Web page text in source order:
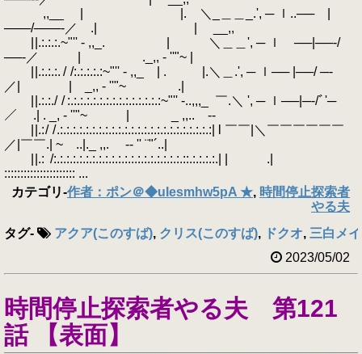
,,__ | |. ＼_＿＿_.', ─ ｌ..── |
───/───‐／ .| | __,,
| |.:.:.:.~"'' - ,,_. | ＼＿＿', ─ ｌ ──|──‐/
──‐／ | ._,, - ''"~ |
| |.:.:.:. / /:.:.:.:.:~"'' - ,,_ | . |.＼＿.', ─ ｌ── |──/ ─‐
／| | _,, - ''"~ .|
| |.:.:./ / :.:.:.:.:.:.:.:.:.:.:.:.:.:.:~"'' -..,,,_ ￣.＼ ', ─ ｌ──|─‐/ﾞ'─
／ .| . _, - ''"~ | _ ,,.. -‐
| |.: / / .:.:.:.:.:.:.:.:.:.:.:.:.:.:.:.:.:.:.:.:.:.:.:.:| l ￣￣|＼￣￣￣￣￣￣
／|￣￣.| ~ ..|._ ,,. -‐ '' ¨"´..|
| |.: /:.:.:.:.:.:.:.:.:.:.:.:.:.:.:.:.:.:.:.:.::.:.:.:.:.| | .|
:::::::::::::::::::::: ...
カテゴリ-作者：ポン＠◆uIesmhw5pA ★, 時間停止探索者
やる夫
タグ- アクア(このすば), クリス(このすば), ドクオ, 三白メ
2023/05/02
時間停止探索者やる夫 第121
話 【表面】